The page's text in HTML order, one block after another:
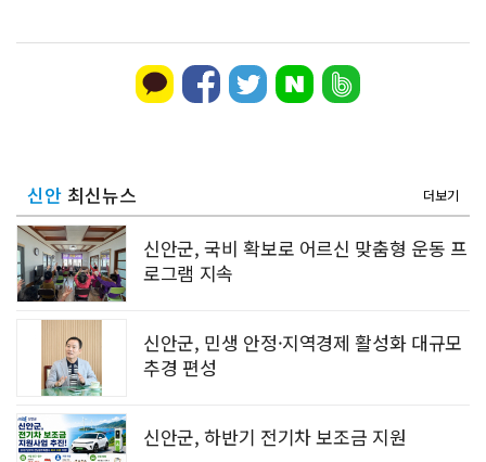
신안 최신뉴스 더보기
신안군, 국비 확보로 어르신 맞춤형 운동 프
로그램 지속
신안군, 민생 안정·지역경제 활성화 대규모
추경 편성
신안군, 하반기 전기차 보조금 지원